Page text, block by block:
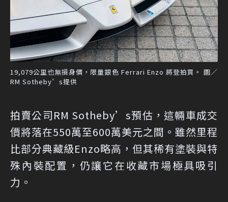
19,079公里也無損身價，限量銀色 Ferrari Enzo 將登拍買。 圖／
RM Sotheby’s提供
拍賣公司RM Sotheby’s預估，這輛車成交
價將落在550萬至600萬美元之間。雖然里程
比部分典藏級Enzo略高，但其稀有塗裝與特
殊內裝配置，仍讓它在收藏市場極具吸引
力。